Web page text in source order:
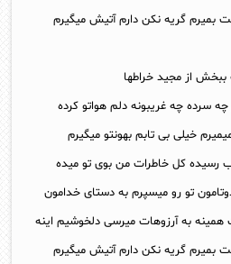
بمیرم گریه نکن دارم آتیش میگیرم
ببخش از مجید خراطها
سرده چه غریبونه دلم هواتو کرده
خیلی بی تابم بهونتو میگیرم
رسیده کل خاطرات من بوی تو میده
تو رو میسپرم به دستای خدامون
به آرزوهات میرسی دلخوشیم اینه
بمیرم گریه نکن دارم آتیش میگیرم